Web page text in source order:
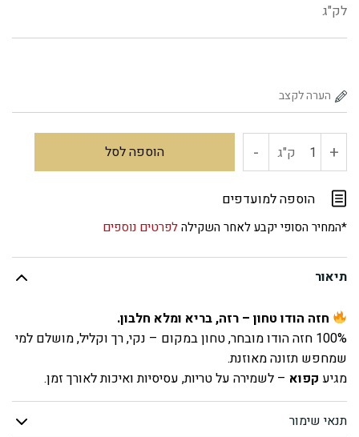
לק"ג
+ כמות
טחון
חזה
(קפוא)
ק"ג - הוספה לסל
הוספה למועדפים
*המחיר הסופי יקבע לאחר השקילהלפרטים נוספים
תיאור
חזה הודו טחון – רזה, בריא ומלא חלבון.
100% חזה הודו מובחר, טחון במקום – נקי, רך וקליל, מושלם למי
שמחפש תזונה מאוזנת.
מגיע קפוא – לשמירה על טריות, עסיסיות ואיכות לאורך זמן.
עשוי מחזה הודו איכותי בלבד – ללא תוספות
עשיר בחלבון, דל שומן – מתאים לתפריט בריא או דיאטטי
תנאי שימור